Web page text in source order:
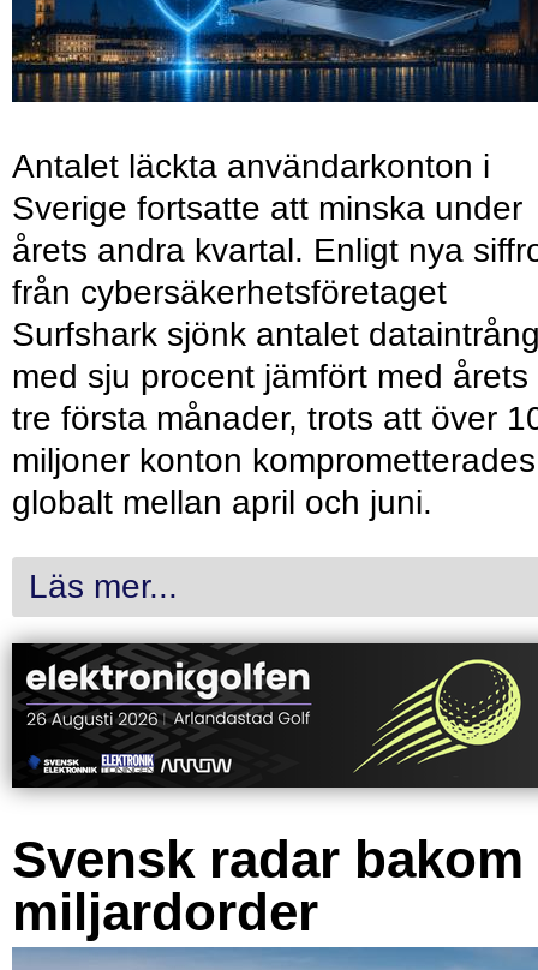
Antalet läckta användarkonton i
Sverige fortsatte att minska under
årets andra kvartal. Enligt nya
från cybersäkerhetsföretaget
Surfshark sjönk antalet
med sju procent jämfört med årets
tre första månader, trots att över
miljoner konton komprometterades
globalt mellan april och juni.
Läs mer...
Svensk radar bakom
miljardorder